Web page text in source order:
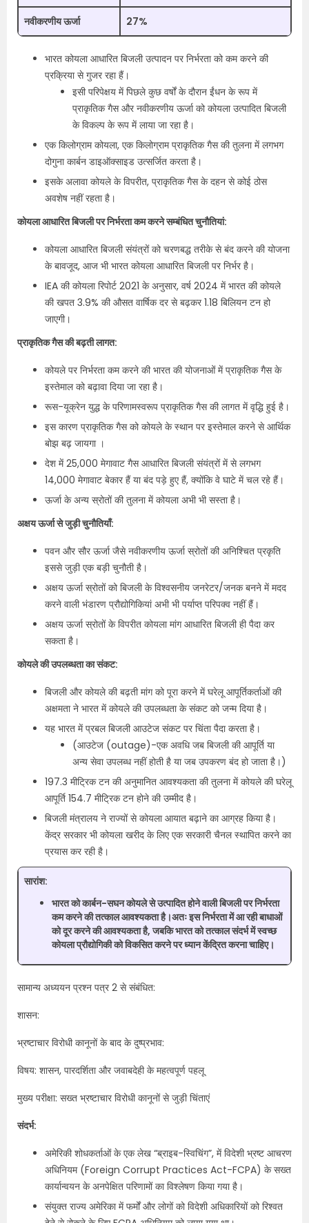
नवीकरणीय ऊर्जा 27%
भारत कोयला आधारित बिजली उत्पादन पर निर्भरता को कम करने की
प्रक्रिया से गुजर रहा हैं।
इसी परिपेक्षय में पिछले कुछ वर्षों के दौरान ईंधन के रूप में
प्राकृतिक गैस और नवीकरणीय ऊर्जा को कोयला उत्पादित बिजली
के विकल्प के रूप में लाया जा रहा है।
एक किलोग्राम कोयला, एक किलोग्राम प्राकृतिक गैस की तुलना में लगभग
दोगुना कार्बन डाइऑक्साइड उत्सर्जित करता है।
इसके अलावा कोयले के विपरीत, प्राकृतिक गैस के दहन से कोई ठोस
अवशेष नहीं रहता है।
कोयला आधारित बिजली पर निर्भरता कम करने सम्बंधित चुनौतियां:
कोयला आधारित बिजली संयंत्रों को चरणबद्ध तरीके से बंद करने की योजना
के बावजूद, आज भी भारत कोयला आधारित बिजली पर निर्भर है।
IEA की कोयला रिपोर्ट 2021 के अनुसार, वर्ष 2024 में भारत की कोयले
की खपत 3.9% की औसत वार्षिक दर से बढ़कर 1.18 बिलियन टन हो
जाएगी।
प्राकृतिक गैस की बढ़ती लागत:
कोयले पर निर्भरता कम करने की भारत की योजनाओं में प्राकृतिक गैस के
इस्तेमाल को बढ़ावा दिया जा रहा है।
रूस-यूक्रेन युद्ध के परिणामस्वरूप प्राकृतिक गैस की लागत में वृद्धि हुई है।
इस कारण प्राकृतिक गैस को कोयले के स्थान पर इस्तेमाल करने से आर्थिक
बोझ बढ़ जायगा ।
देश में 25,000 मेगावाट गैस आधारित बिजली संयंत्रों में से लगभग
14,000 मेगावाट बेकार हैं या बंद पड़े हुए हैं, क्योंकि वे घाटे में चल रहे हैं।
ऊर्जा के अन्य स्रोतों की तुलना में कोयला अभी भी सस्ता है।
अक्षय ऊर्जा से जुड़ी चुनौतियाँ:
पवन और सौर ऊर्जा जैसे नवीकरणीय ऊर्जा स्रोतों की अनिश्चित प्रकृति
इससे जुड़ी एक बड़ी चुनौती है।
अक्षय ऊर्जा स्रोतों को बिजली के विश्वसनीय जनरेटर/जनक बनने में मदद
करने वाली भंडारण प्रौद्योगिकियां अभी भी पर्याप्त परिपक्व नहीं हैं।
अक्षय ऊर्जा स्रोतों के विपरीत कोयला मांग आधारित बिजली ही पैदा कर
सकता है।
कोयले की उपलब्धता का संकट:
बिजली और कोयले की बढ़ती मांग को पूरा करने में घरेलू आपूर्तिकर्ताओं की
अक्षमता ने भारत में कोयले की उपलब्धता के संकट को जन्म दिया है।
यह भारत में प्रबल बिजली आउटेज संकट पर चिंता पैदा करता है।
(आउटेज (outage)-एक अवधि जब बिजली की आपूर्ति या
अन्य सेवा उपलब्ध नहीं होती है या जब उपकरण बंद हो जाता है।)
197.3 मीट्रिक टन की अनुमानित आवश्यकता की तुलना में कोयले की घरेलू
आपूर्ति 154.7 मीट्रिक टन होने की उम्मीद है।
बिजली मंत्रालय ने राज्यों से कोयला आयात बढ़ाने का आग्रह किया है।
केंद्र सरकार भी कोयला खरीद के लिए एक सरकारी चैनल स्थापित करने का
प्रयास कर रही है।
सारांश:
भारत को कार्बन-सघन कोयले से उत्पादित होने वाली बिजली पर निर्भरता
कम करने की तत्काल आवश्यकता है।अतः इस निर्भरता में आ रही बाधाओं
को दूर करने की आवश्यकता है, जबकि भारत को तत्काल संदर्भ में स्वच्छ
कोयला प्रौद्योगिकी को विकसित करने पर ध्यान केंद्रित करना चाहिए।
सामान्य अध्ययन प्रश्न पत्र 2 से संबंधित:
शासन:
भ्रष्टाचार विरोधी कानूनों के बाद के दुष्‍प्रभाव:
विषय: शासन, पारदर्शिता और जवाबदेही के महत्वपूर्ण पहलू
मुख्य परीक्षा: सख्त भ्रष्टाचार विरोधी कानूनों से जुड़ी चिंताएं
संदर्भ:
अमेरिकी शोधकर्ताओं के एक लेख “ब्राइब-स्विचिंग”, में विदेशी भ्रष्ट आचरण
अधिनियम (Foreign Corrupt Practices Act-FCPA) के सख्त
कार्यान्वयन के अनपेक्षित परिणामों का विश्लेषण किया गया है।
संयुक्त राज्य अमेरिका में फर्मों और लोगों को विदेशी अधिकारियों को रिश्वत